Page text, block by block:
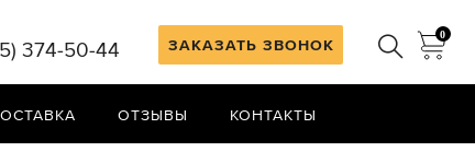
ЗАКАЗАТЬ ЗВОНОК
0
374-50-44
ОТЗЫВЫ КОНТАКТЫ